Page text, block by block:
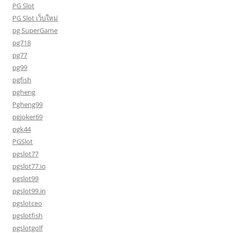
PG Slot
PG Slot เว็บใหม่
pg SuperGame
pg718
pg77
pg99
pgfish
pgheng
Pgheng99
pgjoker69
pgk44
PGSlot
pgslot77
pgslot77.io
pgslot99
pgslot99.in
pgslotceo
pgslotfish
pgslotgolf